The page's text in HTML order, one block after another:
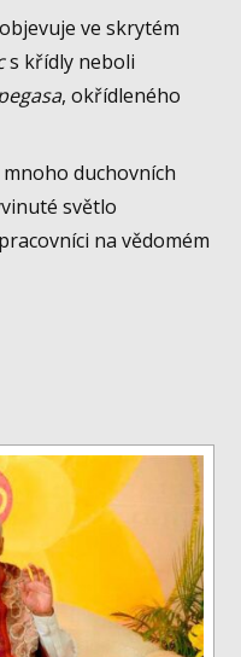
ve skrytém
s křídly neboli
, okřídleného
duchovních
světlo
na vědomém